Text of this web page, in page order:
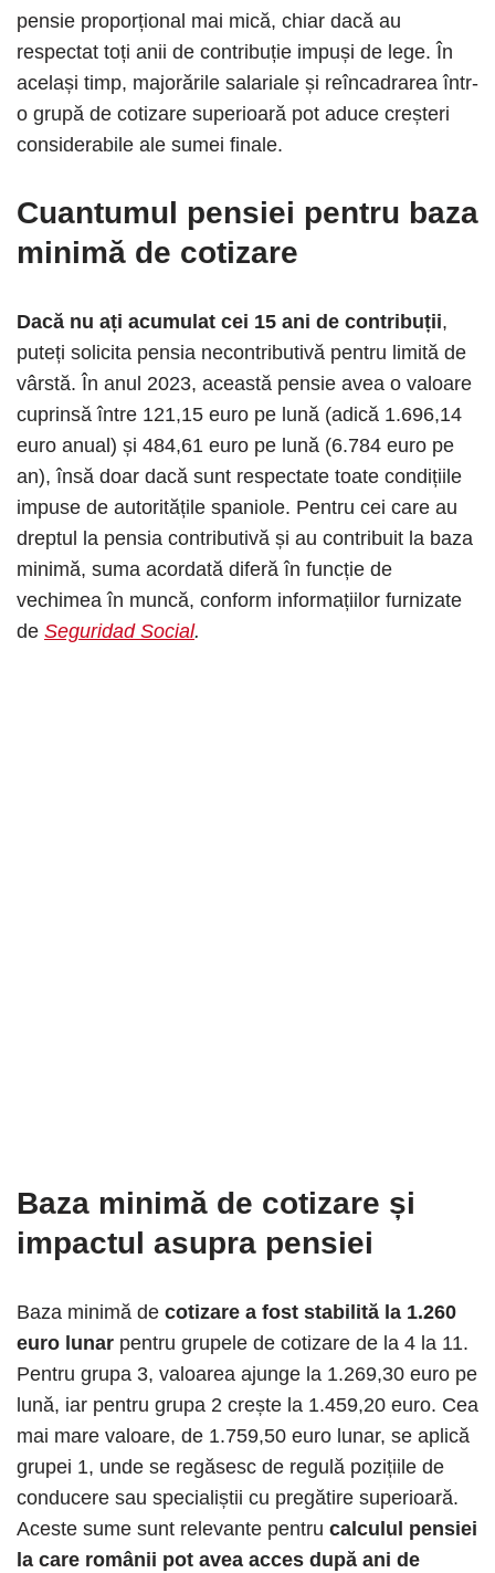
pensie proporțional mai mică, chiar dacă au
respectat toți anii de contribuție impuși de lege. În
același timp, majorările salariale și reîncadrarea într-
o grupă de cotizare superioară pot aduce creșteri
considerabile ale sumei finale.
Cuantumul pensiei pentru baza
minimă de cotizare
Dacă nu ați acumulat cei 15 ani de contribuții,
puteți solicita pensia necontributivă pentru limită de
vârstă. În anul 2023, această pensie avea o valoare
cuprinsă între 121,15 euro pe lună (adică 1.696,14
euro anual) și 484,61 euro pe lună (6.784 euro pe
an), însă doar dacă sunt respectate toate condițiile
impuse de autoritățile spaniole. Pentru cei care au
dreptul la pensia contributivă și au contribuit la baza
minimă, suma acordată diferă în funcție de
vechimea în muncă, conform informațiilor furnizate
de Seguridad Social.
Baza minimă de cotizare și
impactul asupra pensiei
Baza minimă de cotizare a fost stabilită la 1.260
euro lunar pentru grupele de cotizare de la 4 la 11.
Pentru grupa 3, valoarea ajunge la 1.269,30 euro pe
lună, iar pentru grupa 2 crește la 1.459,20 euro. Cea
mai mare valoare, de 1.759,50 euro lunar, se aplică
grupei 1, unde se regăsesc de regulă pozițiile de
conducere sau specialiștii cu pregătire superioară.
Aceste sume sunt relevante pentru calculul pensiei
la care românii pot avea acces după ani de